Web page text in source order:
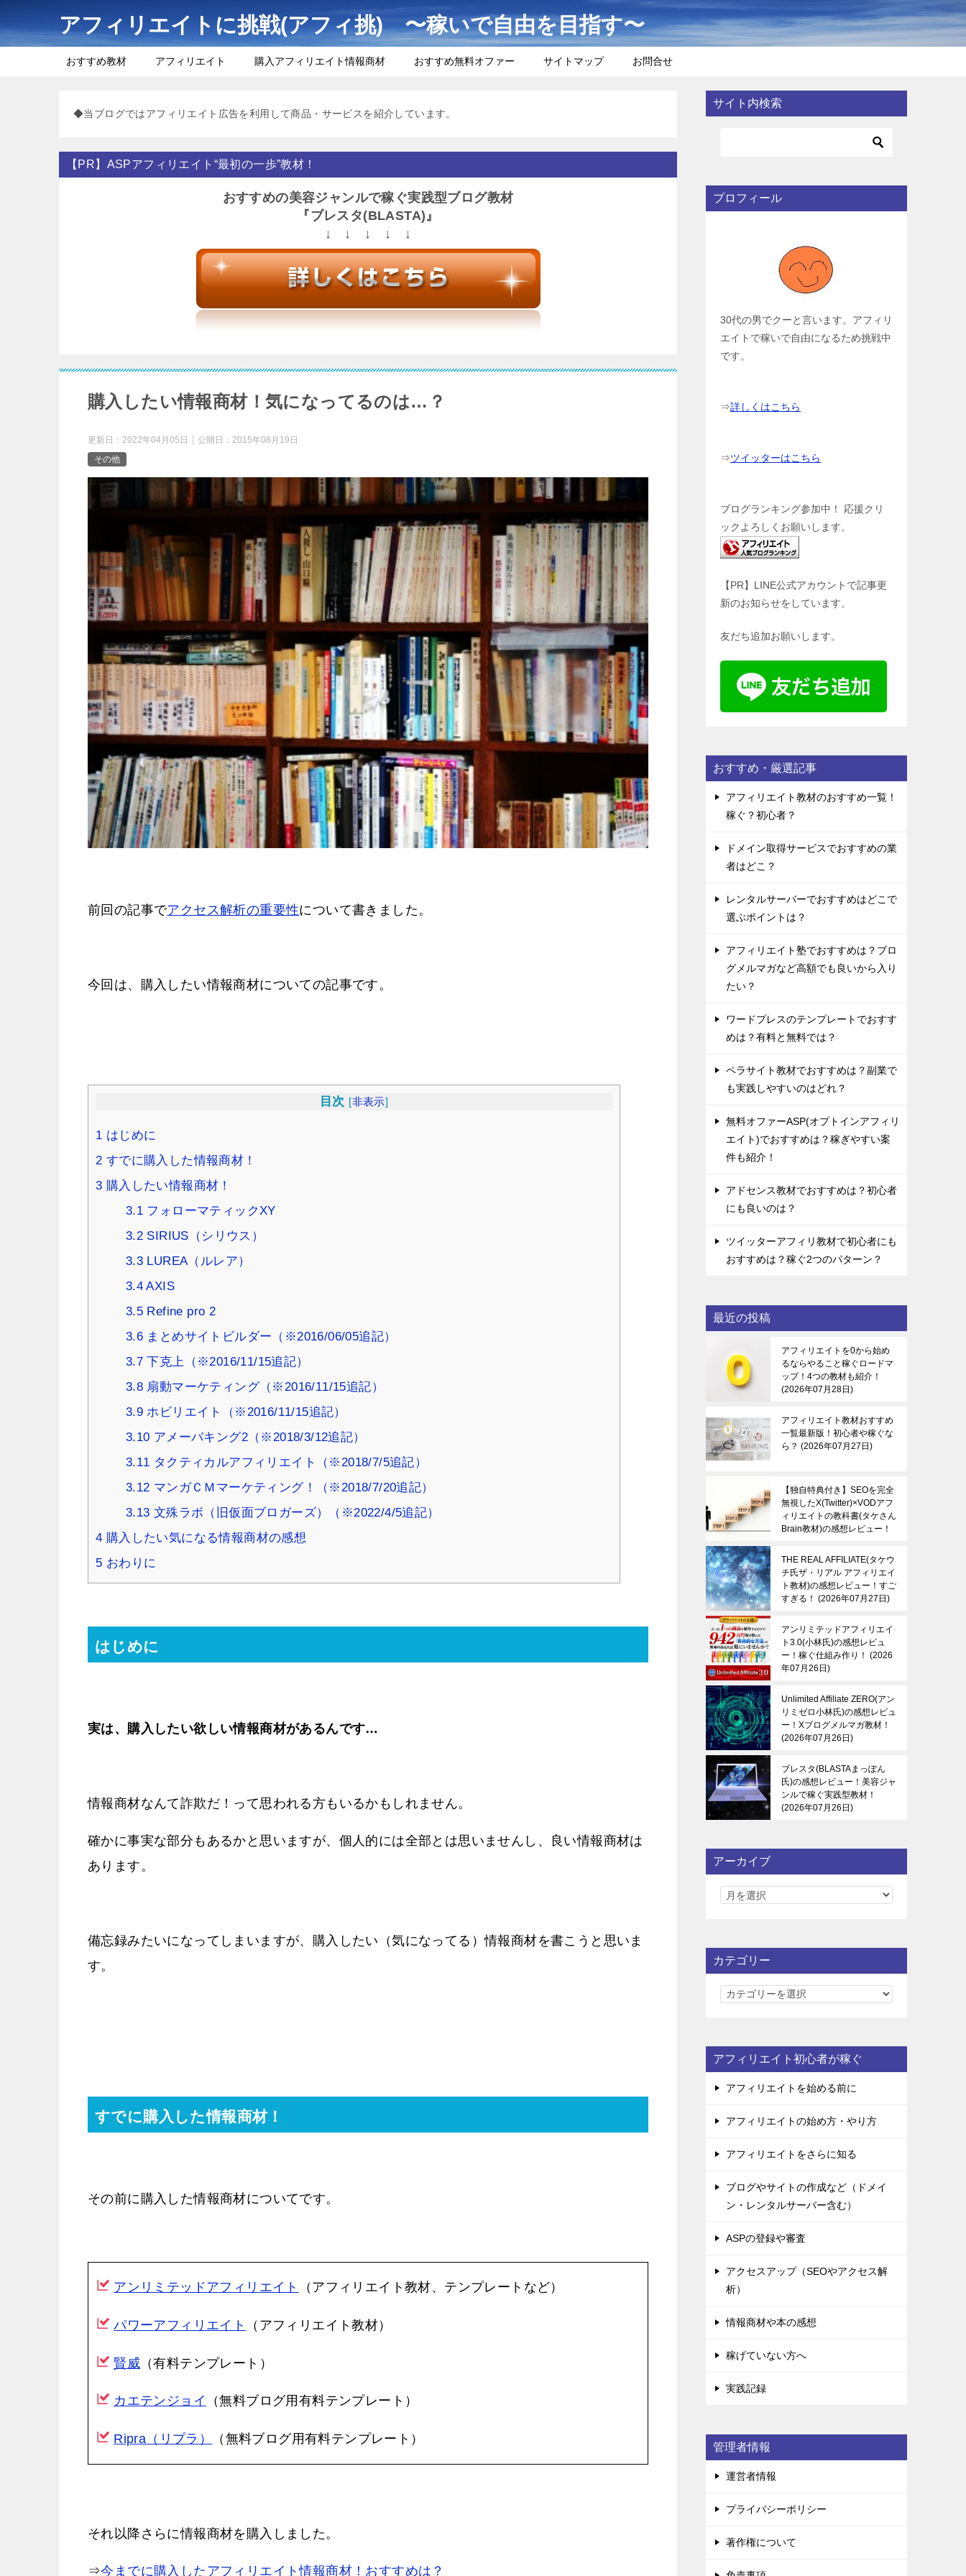
アフィリエイトに挑戦(アフィ挑) 〜稼いで自由を目指す〜
おすすめ教材 アフィリエイト 購入アフィリエイト情報商材 おすすめ無料オファー サイトマップ お問合せ
◆当ブログではアフィリエイト広告を利用して商品・サービスを紹介しています。
【PR】ASPアフィリエイト“最初の一歩”教材！
おすすめの美容ジャンルで稼ぐ実践型ブログ教材
『ブレスタ(BLASTA)』
↓ ↓ ↓ ↓ ↓
購入したい情報商材！気になってるのは…？
更新日： 2022年04月05日 公開日： 2015年08月19日
その他
前回の記事でアクセス解析の重要性について書きました。
今回は、購入したい情報商材についての記事です。
目次 [非表示]
1 はじめに
2 すでに購入した情報商材！
3 購入したい情報商材！
3.1 フォローマティックXY
3.2 SIRIUS（シリウス）
3.3 LUREA（ルレア）
3.4 AXIS
3.5 Refine pro 2
3.6 まとめサイトビルダー（※2016/06/05追記）
3.7 下克上（※2016/11/15追記）
3.8 扇動マーケティング（※2016/11/15追記）
3.9 ホビリエイト（※2016/11/15追記）
3.10 アメーバキング2（※2018/3/12追記）
3.11 タクティカルアフィリエイト（※2018/7/5追記）
3.12 マンガＣＭマーケティング！（※2018/7/20追記）
3.13 文殊ラボ（旧仮面ブロガーズ）（※2022/4/5追記）
4 購入したい気になる情報商材の感想
5 おわりに
はじめに
実は、購入したい欲しい情報商材があるんです…
情報商材なんて詐欺だ！って思われる方もいるかもしれません。
確かに事実な部分もあるかと思いますが、個人的には全部とは思いませんし、良い情報商材は
あります。
備忘録みたいになってしまいますが、購入したい（気になってる）情報商材を書こうと思いま
す。
すでに購入した情報商材！
その前に購入した情報商材についてです。
アンリミテッドアフィリエイト （アフィリエイト教材、テンプレートなど）
パワーアフィリエイト （アフィリエイト教材）
賢威 （有料テンプレート）
カエテンジョイ （無料ブログ用有料テンプレート）
Ripra（リプラ） （無料ブログ用有料テンプレート）
それ以降さらに情報商材を購入しました。
⇒今までに購入したアフィリエイト情報商材！おすすめは？
サイト内検索
プロフィール
30代の男でクーと言います。アフィリ
エイトで稼いで自由になるため挑戦中
です。
⇒詳しくはこちら
⇒ツイッターはこちら
ブログランキング参加中！ 応援クリ
ックよろしくお願いします。
【PR】LINE公式アカウントで記事更
新のお知らせをしています。
友だち追加お願いします。
おすすめ・厳選記事
アフィリエイト教材のおすすめ一覧！
稼ぐ？初心者？
ドメイン取得サービスでおすすめの業
者はどこ？
レンタルサーバーでおすすめはどこで
選ぶポイントは？
アフィリエイト塾でおすすめは？ブロ
グメルマガなど高額でも良いから入り
たい？
ワードプレスのテンプレートでおすす
めは？有料と無料では？
ペラサイト教材でおすすめは？副業で
も実践しやすいのはどれ？
無料オファーASP(オプトインアフィリ
エイト)でおすすめは？稼ぎやすい案
件も紹介！
アドセンス教材でおすすめは？初心者
にも良いのは？
ツイッターアフィリ教材で初心者にも
おすすめは？稼ぐ2つのパターン？
最近の投稿
アフィリエイトを0から始め
るならやること稼ぐロードマ
ップ！4つの教材も紹介！
2026年07月28日
アフィリエイト教材おすすめ
一覧最新版！初心者や稼ぐな
ら？
2026年07月27日
【独自特典付き】SEOを完全
無視したX(Twitter)×VODアフ
ィリエイトの教科書(タケさん
Brain教材)の感想レビュー！
月27日
THE REAL AFFILIATE(タケウ
チ氏ザ・リアル アフィリエイ
ト教材)の感想レビュー！すご
すぎる！
2026年07月27日
アンリミテッドアフィリエイ
ト3.0(小林氏)の感想レビュ
ー！稼ぐ仕組み作り！
2026
年07月26日
Unlimited Affiliate ZERO(アン
リミゼロ小林氏)の感想レビュ
ー！Xブログメルマガ教材！
2026年07月26日
ブレスタ(BLASTAまっぽん
氏)の感想レビュー！美容ジャ
ンルで稼ぐ実践型教材！
2026年07月26日
アーカイブ
カテゴリー
カ
リ
ー
アフィリエイト初心者が稼ぐ
アフィリエイトを始める前に
アフィリエイトの始め方・やり方
アフィリエイトをさらに知る
ブログやサイトの作成など（ドメイ
ン・レンタルサーバー含む）
ASPの登録や審査
アクセスアップ（SEOやアクセス解
析）
情報商材や本の感想
稼げていない方へ
実践記録
管理者情報
運営者情報
プライバシーポリシー
著作権について